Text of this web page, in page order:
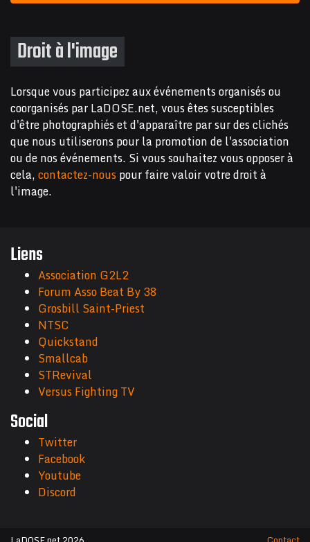
Droit à l'image
Lorsque vous participez aux événements organisés ou
coorganisés par LaDOSE.net, vous êtes susceptibles
d'être photographiés et d'apparaître par sur des clichés
que nous utiliserons pour la promotion de l'association
ou de nos événements. Si vous souhaitez vous opposer à
cela,contactez-nouspour faire valoir votre droit à
l'image.
Liens
Association G2L2
Forum Asso Beat By 38
Grosbill Saint-Priest
NTSC
Quickstand
Smallcab
STRevival
Versus Fighting TV
Social
Twitter
Facebook
Youtube
Discord